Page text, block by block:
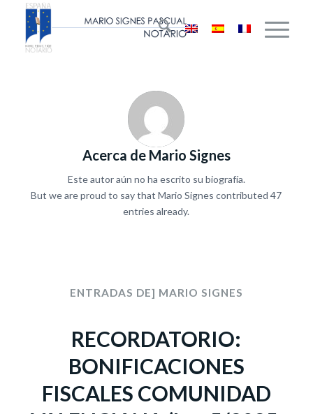
Acerca de Mario Signes
Este autor aún no ha escrito su biografía.
But we are proud to say thatMario Signes contributed 47
entries already.
ENTRADAS DE] MARIO SIGNES
RECORDATORIO:
BONIFICACIONES
FISCALES COMUNIDAD